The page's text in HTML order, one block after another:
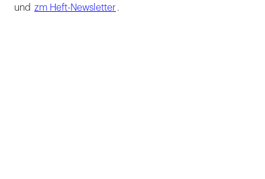
und zm Heft-Newsletter .